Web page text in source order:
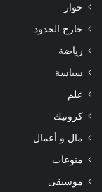
حوار
خارج الحدود
رياضة
سياسة
علم
كرونيك
مال و أعمال
منوعات
موسيقى